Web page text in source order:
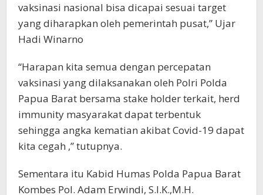
vaksinasi nasional bisa dicapai sesuai target
yang diharapkan oleh pemerintah pusat,” Ujar
Hadi Winarno
“Harapan kita semua dengan percepatan
vaksinasi yang dilaksanakan oleh Polri Polda
Papua Barat bersama stake holder terkait, herd
immunity masyarakat dapat terbentuk
sehingga angka kematian akibat Covid-19 dapat
kita cegah ,” tutupnya.
Sementara itu Kabid Humas Polda Papua Barat
Kombes Pol. Adam Erwindi, S.I.K.,M.H.